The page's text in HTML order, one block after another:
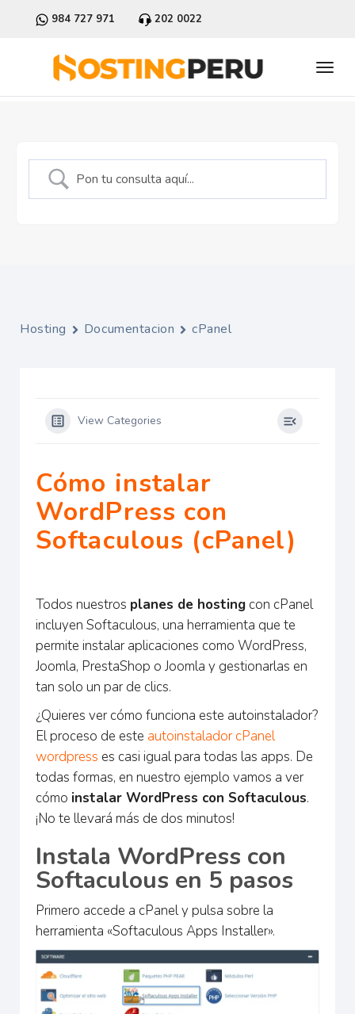
984 727 971 202 0022
Hosting Documentacion cPanel
View Categories
Cómo instalar
WordPress con
Softaculous (cPanel)
Todos nuestros planes de hosting con cPanel
incluyen Softaculous, una herramienta que te
permite instalar aplicaciones como WordPress,
Joomla, PrestaShop o Joomla y gestionarlas en
tan solo un par de clics.
¿Quieres ver cómo funciona este autoinstalador?
El proceso de este autoinstalador cPanel
wordpress es casi igual para todas las apps. De
todas formas, en nuestro ejemplo vamos a ver
cómo instalar WordPress con Softaculous.
¡No te llevará más de dos minutos!
Instala WordPress con
Softaculous en 5 pasos
Primero accede a cPanel y pulsa sobre la
herramienta «Softaculous Apps Installer».